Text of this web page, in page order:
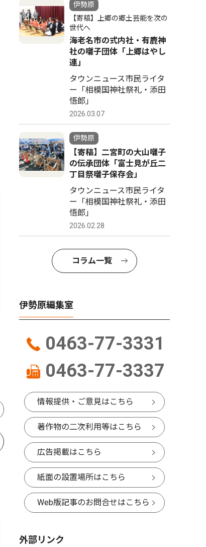
トップニュース
伊勢原断層を記載
地震・風水害マップを改訂 ８月22日午
伊勢原
【寄稿】上郷の郷土芸能を次の
世代へ
海老名市の式内社・有鹿神
社の囃子団体「上郷はやし
連」
タウンニュース市民ライタ
ー「相模国神社祭礼・添田
悟郎」
2026.03.07
伊勢原
【寄稿】二宮町の大山囃子
の伝承団体「富士見が丘二
丁目祭囃子保存会」
タウンニュース市民ライタ
ー「相模国神社祭礼・添田
悟郎」
2026.02.28
コラム一覧
伊勢原編集室
0463-77-3331
0463-77-3337
情報提供・ご意見はこちら
著作物の二次利用等はこちら
広告掲載はこちら
紙面の設置場所はこちら
Web版記事のお問合せはこちら
外部リンク